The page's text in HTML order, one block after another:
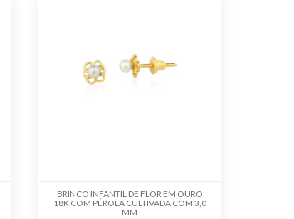
BRINCO INFANTIL DE FLOR EM OURO
18K COM PÉROLA CULTIVADA COM 3,0
MM